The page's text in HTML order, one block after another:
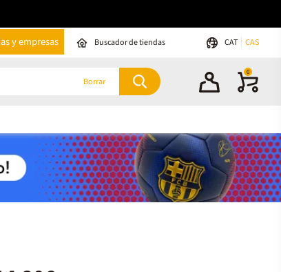
y empresas Buscador de tiendas CAT CAS
Borrar
0